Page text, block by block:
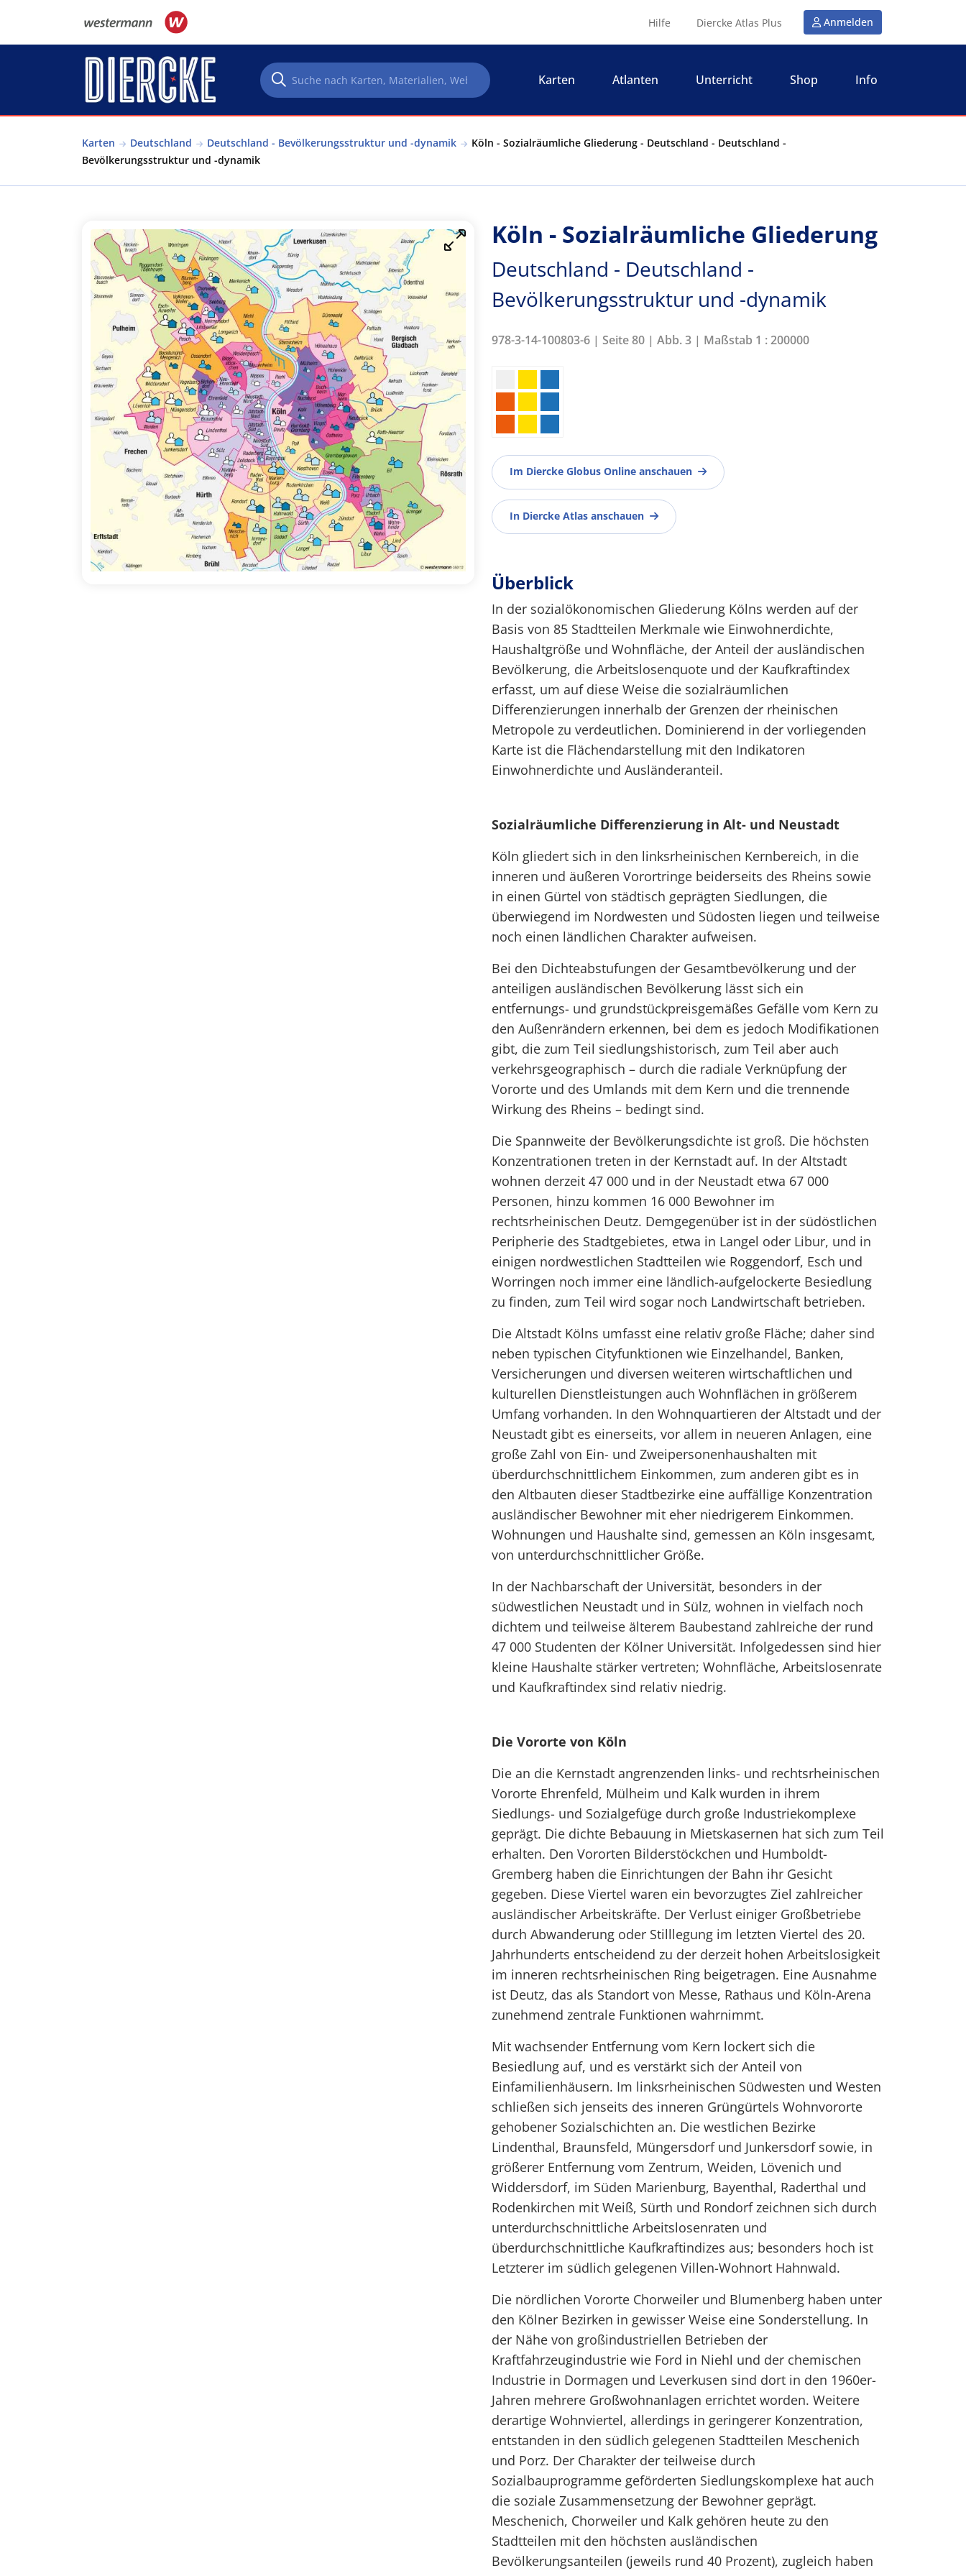
Hilfe Diercke Atlas Plus Anmelden
Karten Atlanten Unterricht Shop Info
Karten Deutschland Deutschland - Bevölkerungsstruktur und -dynamik
Köln - Sozialräumliche Gliederung - Deutschland - Deutschland -
Bevölkerungsstruktur und -dynamik
Köln - Sozialräumliche Gliederung
Deutschland - Deutschland -
Bevölkerungsstruktur und -dynamik
978-3-14-100803-6 | Seite 80 | Abb. 3 | Maßstab 1 : 200000
Im Diercke Globus Online anschauen
In Diercke Atlas anschauen
Überblick
In der sozialökonomischen Gliederung Kölns werden auf der
Basis von 85 Stadtteilen Merkmale wie Einwohnerdichte,
Haushaltgröße und Wohnfläche, der Anteil der ausländischen
Bevölkerung, die Arbeitslosenquote und der Kaufkraftindex
erfasst, um auf diese Weise die sozialräumlichen
Differenzierungen innerhalb der Grenzen der rheinischen
Metropole zu verdeutlichen. Dominierend in der vorliegenden
Karte ist die Flächendarstellung mit den Indikatoren
Einwohnerdichte und Ausländeranteil.
Sozialräumliche Differenzierung in Alt- und Neustadt
Köln gliedert sich in den linksrheinischen Kernbereich, in die
inneren und äußeren Vorortringe beiderseits des Rheins sowie
in einen Gürtel von städtisch geprägten Siedlungen, die
überwiegend im Nordwesten und Südosten liegen und teilweise
noch einen ländlichen Charakter aufweisen.
Bei den Dichteabstufungen der Gesamtbevölkerung und der
anteiligen ausländischen Bevölkerung lässt sich ein
entfernungs- und grundstückpreisgemäßes Gefälle vom Kern zu
den Außenrändern erkennen, bei dem es jedoch Modifikationen
gibt, die zum Teil siedlungshistorisch, zum Teil aber auch
verkehrsgeographisch – durch die radiale Verknüpfung der
Vororte und des Umlands mit dem Kern und die trennende
Wirkung des Rheins – bedingt sind.
Die Spannweite der Bevölkerungsdichte ist groß. Die höchsten
Konzentrationen treten in der Kernstadt auf. In der Altstadt
wohnen derzeit 47 000 und in der Neustadt etwa 67 000
Personen, hinzu kommen 16 000 Bewohner im
rechtsrheinischen Deutz. Demgegenüber ist in der südöstlichen
Peripherie des Stadtgebietes, etwa in Langel oder Libur, und in
einigen nordwestlichen Stadtteilen wie Roggendorf, Esch und
Worringen noch immer eine ländlich-aufgelockerte Besiedlung
zu finden, zum Teil wird sogar noch Landwirtschaft betrieben.
Die Altstadt Kölns umfasst eine relativ große Fläche; daher sind
neben typischen Cityfunktionen wie Einzelhandel, Banken,
Versicherungen und diversen weiteren wirtschaftlichen und
kulturellen Dienstleistungen auch Wohnflächen in größerem
Umfang vorhanden. In den Wohnquartieren der Altstadt und der
Neustadt gibt es einerseits, vor allem in neueren Anlagen, eine
große Zahl von Ein- und Zweipersonenhaushalten mit
überdurchschnittlichem Einkommen, zum anderen gibt es in
den Altbauten dieser Stadtbezirke eine auffällige Konzentration
ausländischer Bewohner mit eher niedrigerem Einkommen.
Wohnungen und Haushalte sind, gemessen an Köln insgesamt,
von unterdurchschnittlicher Größe.
In der Nachbarschaft der Universität, besonders in der
südwestlichen Neustadt und in Sülz, wohnen in vielfach noch
dichtem und teilweise älterem Baubestand zahlreiche der rund
47 000 Studenten der Kölner Universität. Infolgedessen sind hier
kleine Haushalte stärker vertreten; Wohnfläche, Arbeitslosenrate
und Kaufkraftindex sind relativ niedrig.
Die Vororte von Köln
Die an die Kernstadt angrenzenden links- und rechtsrheinischen
Vororte Ehrenfeld, Mülheim und Kalk wurden in ihrem
Siedlungs- und Sozialgefüge durch große Industriekomplexe
geprägt. Die dichte Bebauung in Mietskasernen hat sich zum Teil
erhalten. Den Vororten Bilderstöckchen und Humboldt-
Gremberg haben die Einrichtungen der Bahn ihr Gesicht
gegeben. Diese Viertel waren ein bevorzugtes Ziel zahlreicher
ausländischer Arbeitskräfte. Der Verlust einiger Großbetriebe
durch Abwanderung oder Stilllegung im letzten Viertel des 20.
Jahrhunderts entscheidend zu der derzeit hohen Arbeitslosigkeit
im inneren rechtsrheinischen Ring beigetragen. Eine Ausnahme
ist Deutz, das als Standort von Messe, Rathaus und Köln-Arena
zunehmend zentrale Funktionen wahrnimmt.
Mit wachsender Entfernung vom Kern lockert sich die
Besiedlung auf, und es verstärkt sich der Anteil von
Einfamilienhäusern. Im linksrheinischen Südwesten und Westen
schließen sich jenseits des inneren Grüngürtels Wohnvororte
gehobener Sozialschichten an. Die westlichen Bezirke
Lindenthal, Braunsfeld, Müngersdorf und Junkersdorf sowie, in
größerer Entfernung vom Zentrum, Weiden, Lövenich und
Widdersdorf, im Süden Marienburg, Bayenthal, Raderthal und
Rodenkirchen mit Weiß, Sürth und Rondorf zeichnen sich durch
unterdurchschnittliche Arbeitslosenraten und
überdurchschnittliche Kaufkraftindizes aus; besonders hoch ist
Letzterer im südlich gelegenen Villen-Wohnort Hahnwald.
Die nördlichen Vororte Chorweiler und Blumenberg haben unter
den Kölner Bezirken in gewisser Weise eine Sonderstellung. In
der Nähe von großindustriellen Betrieben der
Kraftfahrzeugindustrie wie Ford in Niehl und der chemischen
Industrie in Dormagen und Leverkusen sind dort in den 1960er-
Jahren mehrere Großwohnanlagen errichtet worden. Weitere
derartige Wohnviertel, allerdings in geringerer Konzentration,
entstanden in den südlich gelegenen Stadtteilen Meschenich
und Porz. Der Charakter der teilweise durch
Sozialbauprogramme geförderten Siedlungskomplexe hat auch
die soziale Zusammensetzung der Bewohner geprägt.
Meschenich, Chorweiler und Kalk gehören heute zu den
Stadtteilen mit den höchsten ausländischen
Bevölkerungsanteilen (jeweils rund 40 Prozent), zugleich haben